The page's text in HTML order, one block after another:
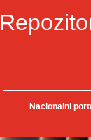
Nacionalni